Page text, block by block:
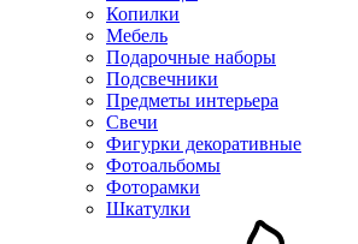
Копилки
Мебель
Подарочные наборы
Подсвечники
Предметы интерьера
Свечи
Фигурки декоративные
Фотоальбомы
Фоторамки
Шкатулки